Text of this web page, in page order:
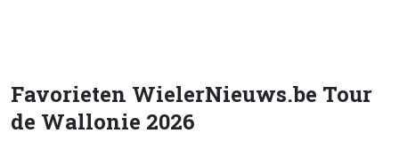
Favorieten WielerNieuws.be Tour
de Wallonie 2026